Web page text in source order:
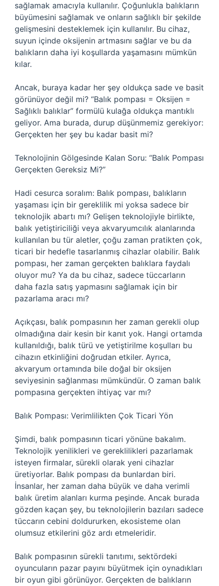
sağlamak amacıyla kullanılır. Çoğunlukla balıkların
büyümesini sağlamak ve onların sağlıklı bir şekilde
gelişmesini desteklemek için kullanılır. Bu cihaz,
suyun içinde oksijenin artmasını sağlar ve bu da
balıkların daha iyi koşullarda yaşamasını mümkün
kılar.
Ancak, buraya kadar her şey oldukça sade ve basit
görünüyor değil mi? “Balık pompası = Oksijen =
Sağlıklı balıklar” formülü kulağa oldukça mantıklı
geliyor. Ama burada, durup düşünmemiz gerekiyor:
Gerçekten her şey bu kadar basit mi?
Teknolojinin Gölgesinde Kalan Soru: “Balık Pompası
Gerçekten Gereksiz Mi?”
Hadi cesurca soralım: Balık pompası, balıkların
yaşaması için bir gereklilik mi yoksa sadece bir
teknolojik abartı mı? Gelişen teknolojiyle birlikte,
balık yetiştiriciliği veya akvaryumcılık alanlarında
kullanılan bu tür aletler, çoğu zaman pratikten çok,
ticari bir hedefle tasarlanmış cihazlar olabilir. Balık
pompası, her zaman gerçekten balıklara faydalı
oluyor mu? Ya da bu cihaz, sadece tüccarların
daha fazla satış yapmasını sağlamak için bir
pazarlama aracı mı?
Açıkçası, balık pompasının her zaman gerekli olup
olmadığına dair kesin bir kanıt yok. Hangi ortamda
kullanıldığı, balık türü ve yetiştirilme koşulları bu
cihazın etkinliğini doğrudan etkiler. Ayrıca,
akvaryum ortamında bile doğal bir oksijen
seviyesinin sağlanması mümkündür. O zaman balık
pompasına gerçekten ihtiyaç var mı?
Balık Pompası: Verimlilikten Çok Ticari Yön
Şimdi, balık pompasının ticari yönüne bakalım.
Teknolojik yenilikleri ve gereklilikleri pazarlamak
isteyen firmalar, sürekli olarak yeni cihazlar
üretiyorlar. Balık pompası da bunlardan biri.
İnsanlar, her zaman daha büyük ve daha verimli
balık üretim alanları kurma peşinde. Ancak burada
gözden kaçan şey, bu teknolojilerin bazıları sadece
tüccarın cebini doldururken, ekosisteme olan
olumsuz etkilerini göz ardı etmeleridir.
Balık pompasının sürekli tanıtımı, sektördeki
oyuncuların pazar payını büyütmek için oynadıkları
bir oyun gibi görünüyor. Gerçekten de balıkların